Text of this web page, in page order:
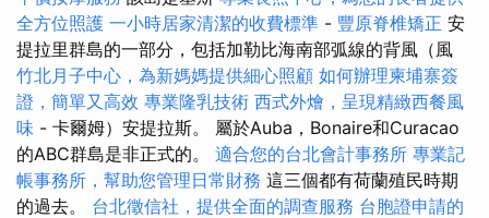
全方位照護 一小時居家清潔的收費標準 - 豐原脊椎矯正 安
提拉里群島的一部分，包括加勒比海南部弧線的背風（風
竹北月子中心，為新媽媽提供細心照顧 如何辦理柬埔寨簽
證，簡單又高效 專業隆乳技術 西式外燴，呈現精緻西餐風
味 - 卡爾姆）安提拉斯。 屬於Auba，Bonaire和Curacao
的ABC群島是非正式的。 適合您的台北會計事務所 專業記
帳事務所，幫助您管理日常財務 這三個都有荷蘭殖民時期
的過去。 台北徵信社，提供全面的調查服務 台胞證申請的